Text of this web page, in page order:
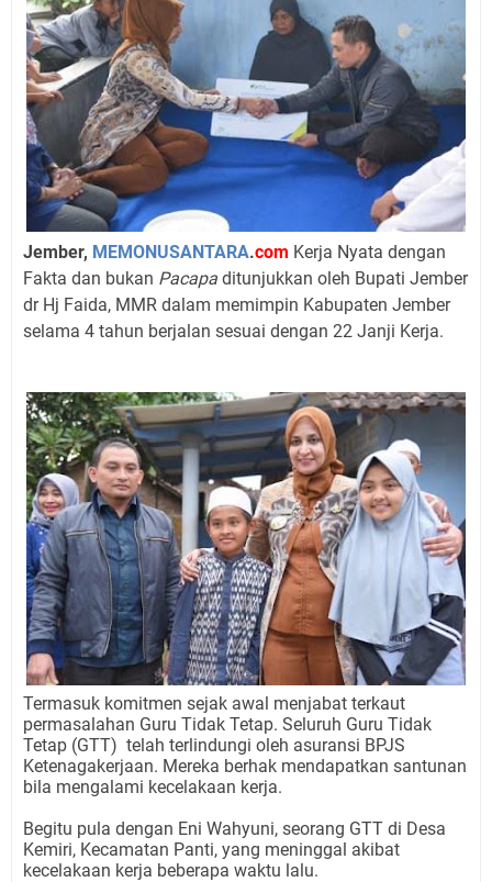
Jember, MEMONUSANTARA.com Kerja Nyata dengan
Fakta dan bukan Pacapa ditunjukkan oleh Bupati Jember
dr Hj Faida, MMR dalam memimpin Kabupaten Jember
selama 4 tahun berjalan sesuai dengan 22 Janji Kerja.
Termasuk komitmen sejak awal menjabat terkaut
permasalahan Guru Tidak Tetap. Seluruh Guru Tidak
Tetap (GTT) telah terlindungi oleh asuransi BPJS
Ketenagakerjaan. Mereka berhak mendapatkan santunan
bila mengalami kecelakaan kerja.
Begitu pula dengan Eni Wahyuni, seorang GTT di Desa
Kemiri, Kecamatan Panti, yang meninggal akibat
kecelakaan kerja beberapa waktu lalu.